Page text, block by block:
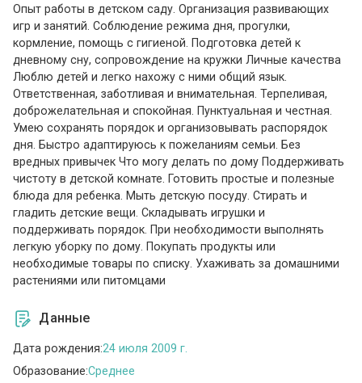
Опыт работы в детском саду. Организация развивающих
игр и занятий. Соблюдение режима дня, прогулки,
кормление, помощь с гигиеной. Подготовка детей к
дневному сну, сопровождение на кружки Личные качества
Люблю детей и легко нахожу с ними общий язык.
Ответственная, заботливая и внимательная. Терпеливая,
доброжелательная и спокойная. Пунктуальная и честная.
Умею сохранять порядок и организовывать распорядок
дня. Быстро адаптируюсь к пожеланиям семьи. Без
вредных привычек Что могу делать по дому Поддерживать
чистоту в детской комнате. Готовить простые и полезные
блюда для ребенка. Мыть детскую посуду. Стирать и
гладить детские вещи. Складывать игрушки и
поддерживать порядок. При необходимости выполнять
легкую уборку по дому. Покупать продукты или
необходимые товары по списку. Ухаживать за домашними
растениями или питомцами
Данные
Дата рождения:24 июля 2009 г.
Образование:Среднее